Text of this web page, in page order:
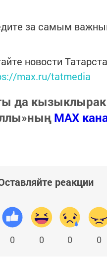
за самым
новости
max.ru/tatmedia
да
MAX
реакции
0 0 0 0